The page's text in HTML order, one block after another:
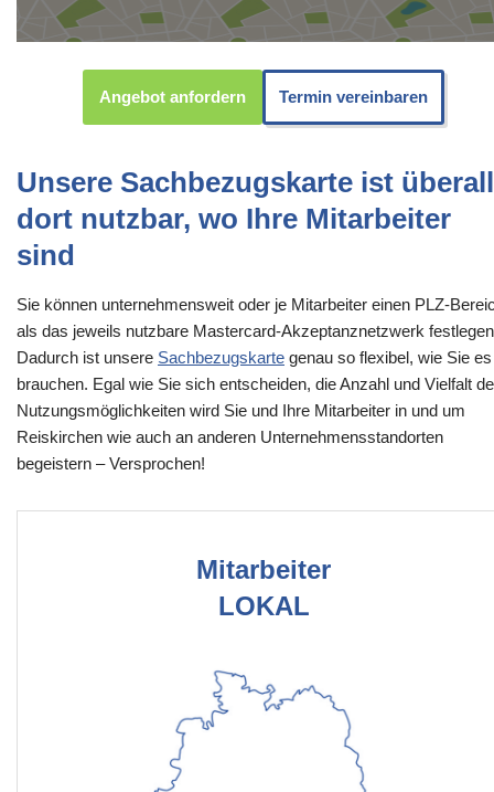
Angebot anfordern Termin vereinbaren
Unsere Sachbezugskarte ist überall
dort nutzbar, wo Ihre Mitarbeiter
sind
Sie können unternehmensweit oder je Mitarbeiter einen PLZ-
als das jeweils nutzbare Mastercard-Akzeptanznetzwerk
Dadurch ist unsere Sachbezugskarte genau so flexibel, wie Sie es
brauchen. Egal wie Sie sich entscheiden, die Anzahl und Vielfalt
Nutzungsmöglichkeiten wird Sie und Ihre Mitarbeiter in und um
Reiskirchen wie auch an anderen Unternehmensstandorten
begeistern – Versprochen!
Mitarbeiter
LOKAL